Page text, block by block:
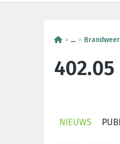
... Brandweer
NIEUWS